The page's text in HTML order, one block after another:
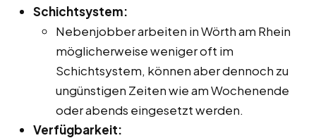
Schichtsystem:
Nebenjobber arbeiten in Wörth am Rhein
möglicherweise weniger oft im
Schichtsystem, können aber dennoch zu
ungünstigen Zeiten wie am Wochenende
oder abends eingesetzt werden.
Verfügbarkeit: